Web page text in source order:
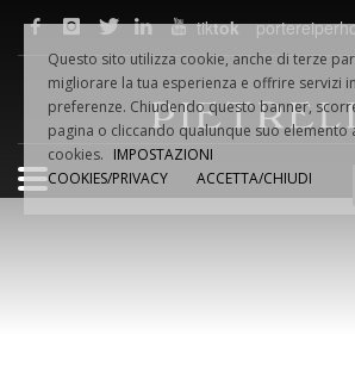
F.LLIPIETRELLISRL
Via Dino VAMPA, 18
61032 Fano (PU) Italia
+39.0721.854495
Fax +39.0721.854954
tiktok
Questo sito utilizza cookie, anche di terze
migliorare la tua esperienza e offrire servizi
preferenze. Chiudendo questo banner,
pagina o cliccando qualunque suo elemento
cookies. IMPOSTAZIONI
COOKIES/PRIVACY
ACCETTA/CHIUDI